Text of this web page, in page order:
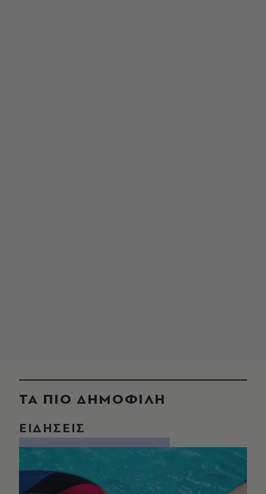
ΤΑ ΠΙΟ ΔΗΜΟΦΙΛΗ
ΕΙΔΗΣΕΙΣ